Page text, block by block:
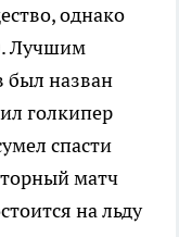
однако
Лучшим
был назван
голкипер
спасти
матч
на льду